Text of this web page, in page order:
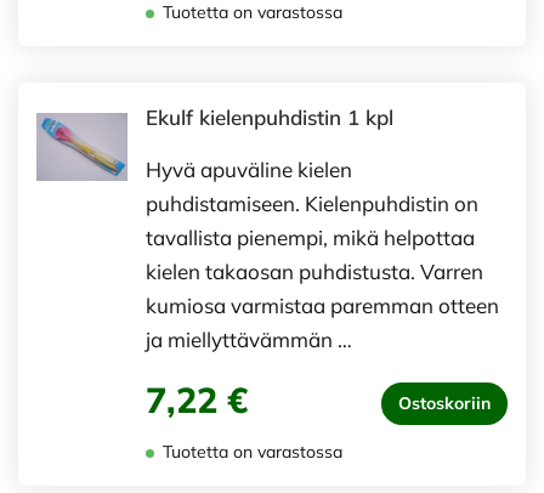
Tuotetta on varastossa
Ekulf kielenpuhdistin 1 kpl
Hyvä apuväline kielen
puhdistamiseen. Kielenpuhdistin on
tavallista pienempi, mikä helpottaa
kielen takaosan puhdistusta. Varren
kumiosa varmistaa paremman otteen
ja miellyttävämmän …
7,22 € Ostoskoriin
Tuotetta on varastossa